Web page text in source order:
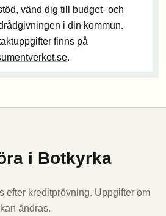
vänd dig till budget- och
i din kommun.
finns på
.
i Botkyrka
efter kreditprövning. Uppgifter om
ändras.